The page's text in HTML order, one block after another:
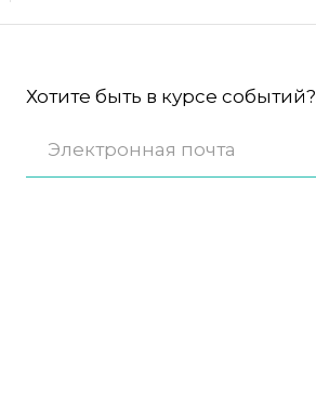
Хотите быть в курсе событий?